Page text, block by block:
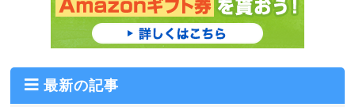
最新の記事